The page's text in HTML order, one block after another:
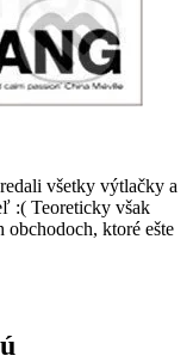
všetky výtlačky a
:( Teoreticky však
ktoré ešte